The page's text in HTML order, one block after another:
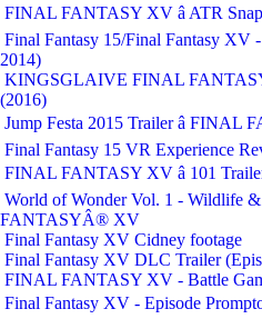
FINAL FANTASY XV â ATR
Final Fantasy 15/Final Fantasy XV
2014)
KINGSGLAIVE FINAL
(2016)
Jump Festa 2015 Trailer â FINAL
Final Fantasy 15 VR Experience
FINAL FANTASY XV â 101
World of Wonder Vol. 1 - Wildlife
FANTASYÂ® XV
Final Fantasy XV Cidney footage
Final Fantasy XV DLC Trailer
FINAL FANTASY XV - Battle
Final Fantasy XV - Episode Prompto